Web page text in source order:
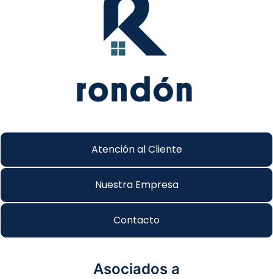
Atención al Cliente
Nuestra Empresa
Contacto
Asociados a